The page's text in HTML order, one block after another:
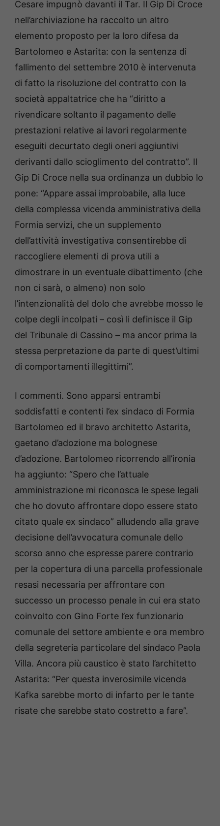
Cesare impugnò davanti il Tar. Il Gip Di Croce
nell’archiviazione ha raccolto un altro
elemento proposto per la loro difesa da
Bartolomeo e Astarita: con la sentenza di
fallimento del settembre 2010 è intervenuta
di fatto la risoluzione del contratto con la
società appaltatrice che ha “diritto a
rivendicare soltanto il pagamento delle
prestazioni relative ai lavori regolarmente
eseguiti decurtato degli oneri aggiuntivi
derivanti dallo scioglimento del contratto”. Il
Gip Di Croce nella sua ordinanza un dubbio lo
pone: “Appare assai improbabile, alla luce
della complessa vicenda amministrativa della
Formia servizi, che un supplemento
dell’attività investigativa consentirebbe di
raccogliere elementi di prova utili a
dimostrare in un eventuale dibattimento (che
non ci sarà, o almeno) non solo
l’intenzionalità del dolo che avrebbe mosso le
colpe degli incolpati – così li definisce il Gip
del Tribunale di Cassino – ma ancor prima la
stessa perpretazione da parte di quest’ultimi
di comportamenti illegittimi”.
I commenti. Sono apparsi entrambi
soddisfatti e contenti l’ex sindaco di Formia
Bartolomeo ed il bravo architetto Astarita,
gaetano d’adozione ma bolognese
d’adozione. Bartolomeo ricorrendo all’ironia
ha aggiunto: “Spero che l’attuale
amministrazione mi riconosca le spese legali
che ho dovuto affrontare dopo essere stato
citato quale ex sindaco” alludendo alla grave
decisione dell’avvocatura comunale dello
scorso anno che espresse parere contrario
per la copertura di una parcella professionale
resasi necessaria per affrontare con
successo un processo penale in cui era stato
coinvolto con Gino Forte l’ex funzionario
comunale del settore ambiente e ora membro
della segreteria particolare del sindaco Paola
Villa. Ancora più caustico è stato l’architetto
Astarita: “Per questa inverosimile vicenda
Kafka sarebbe morto di infarto per le tante
risate che sarebbe stato costretto a fare”.